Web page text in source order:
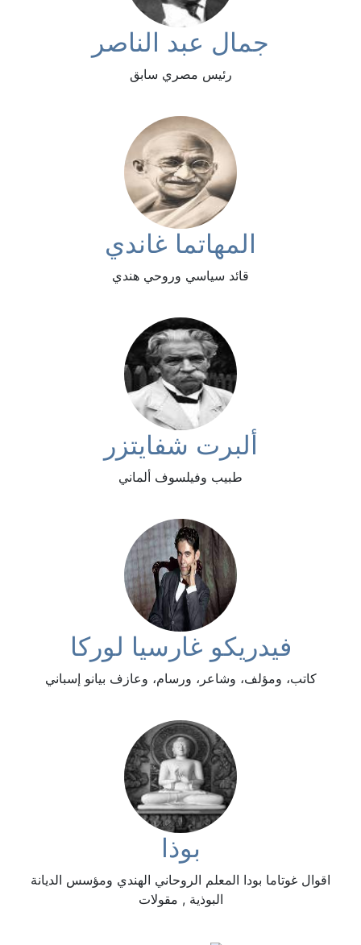
جمال عبد الناصر
رئيس مصري سابق
المهاتما غاندي
قائد سياسي وروحي هندي
ألبرت شفايتزر
طبيب وفيلسوف ألماني
فيدريكو غارسيا لوركا
كاتب، ومؤلف، وشاعر، ورسام، وعازف بيانو إسباني
بوذا
اقوال غوتاما بودا المعلم الروحاني الهندي ومؤسس الديانة
البوذية , مقولات